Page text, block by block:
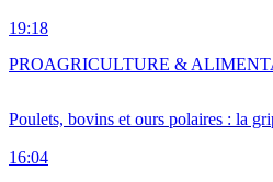
19:18
Poulets, bovins et ours polaires : la
16:04
PROAGRICULTURE &